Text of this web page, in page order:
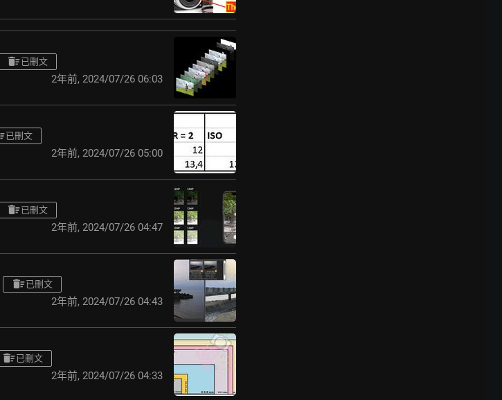
已刪文
2年前, 2024/07/26 06:03
已刪文
2年前, 2024/07/26 05:00
已刪文
2年前, 2024/07/26 04:47
已刪文
2年前, 2024/07/26 04:43
已刪文
2年前, 2024/07/26 04:33